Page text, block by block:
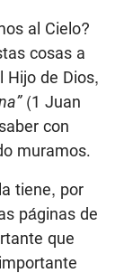
al Cielo?
cosas a
Hijo de Dios,
(1 Juan
saber con
muramos.
tiene, por
páginas de
que